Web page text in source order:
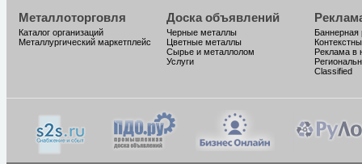
Металлоторговля
Каталог организаций
Металлургический маркетплейс
Доска объявлений
Черные металлы
Цветные металлы
Сырье и металлолом
Услуги
Баннерная
Реклама в
Classified